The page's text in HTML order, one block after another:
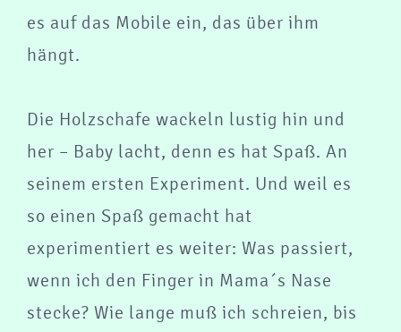
es auf das Mobile ein, das über ihm
hängt.
Die Holzschafe wackeln lustig hin und
her – Baby lacht, denn es hat Spaß. An
seinem ersten Experiment. Und weil es
so einen Spaß gemacht hat
experimentiert es weiter: Was passiert,
wenn ich den Finger in Mama´s Nase
stecke? Wie lange muß ich schreien, bis